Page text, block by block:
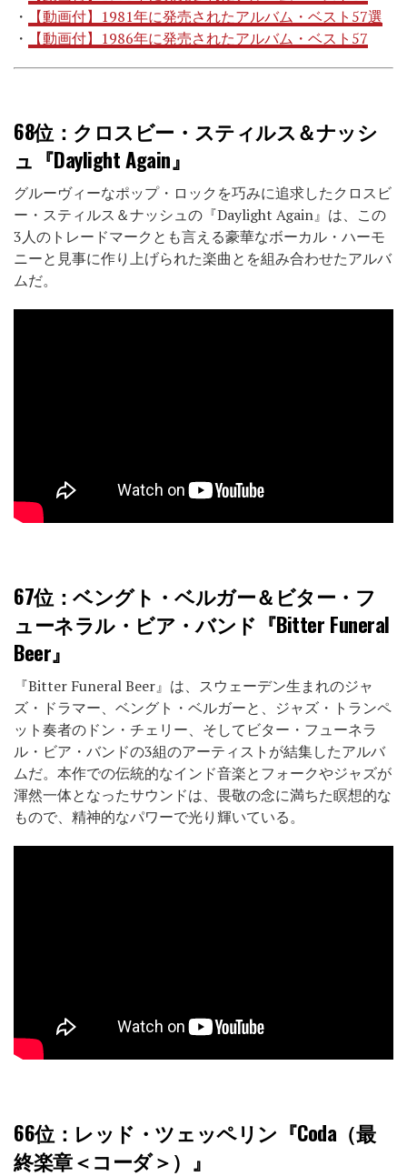
・
【動画付】1981年に発売されたアルバム・ベスト57選
・
【動画付】1986年に発売されたアルバム・ベスト57
68位 ：クロスビー・スティルス＆ナッシ
ュ『Daylight Again』
グルーヴィーなポップ・ロックを巧みに追求したクロスビ
ー・スティルス＆ナッシュの『Daylight Again』は、この
3人のトレードマークとも言える豪華なボーカル・ハーモ
ニーと見事に作り上げられた楽曲とを組み合わせたアルバ
ムだ。
67位 ：ベングト・ベルガー＆ビター・フ
ューネラル・ビア・バンド『Bitter Funeral
Beer』
『Bitter Funeral Beer』は、スウェーデン生まれのジャ
ズ・ドラマー、ベングト・ベルガーと、ジャズ・トランペ
ット奏者のドン・チェリー、そしてビター・フューネラ
ル・ビア・バンドの3組のアーティストが結集したアルバ
ムだ。本作での伝統的なインド音楽とフォークやジャズが
渾然一体となったサウンドは、畏敬の念に満ちた瞑想的な
もので、精神的なパワーで光り輝いている。
66位 ：レッド・ツェッペリン『Coda（最
終楽章＜コーダ＞）』